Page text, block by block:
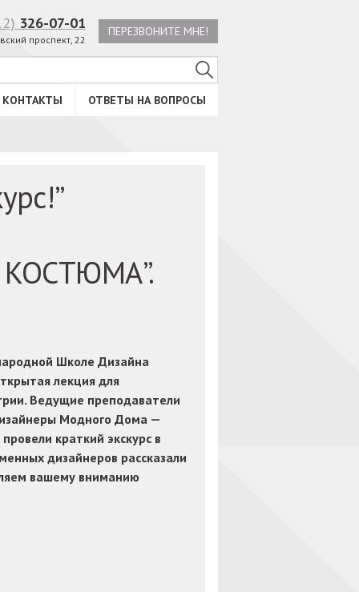
326-07-01
проспект, 22
ПЕРЕЗВОНИТЕ МНЕ!
КОНТАКТЫ ОТВЕТЫ НА ВОПРОСЫ
КОСТЮМА”.
Школе Дизайна
лекция для
Ведущие преподаватели
Модного Дома —
краткий экскурс в
дизайнеров рассказали
вашему вниманию